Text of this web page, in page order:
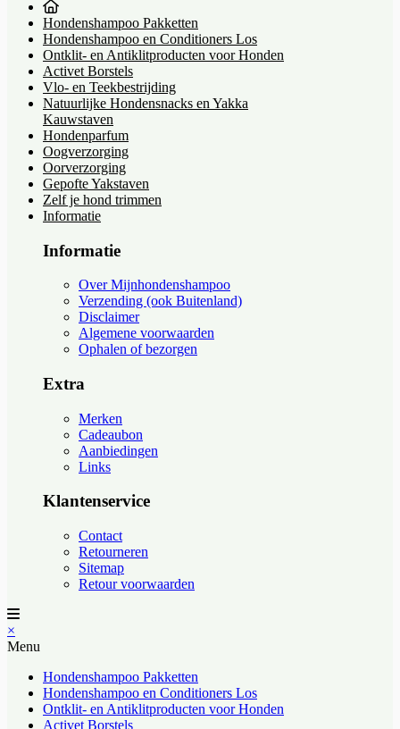
Hondenshampoo Pakketten
Hondenshampoo en Conditioners Los
Ontklit- en Antiklitproducten voor Honden
Activet Borstels
Vlo- en Teekbestrijding
Natuurlijke Hondensnacks en Yakka
Kauwstaven
Hondenparfum
Oogverzorging
Oorverzorging
Gepofte Yakstaven
Zelf je hond trimmen
Informatie
Informatie
Over Mijnhondenshampoo
Verzending (ook Buitenland)
Disclaimer
Algemene voorwaarden
Ophalen of bezorgen
Extra
Merken
Cadeaubon
Aanbiedingen
Links
Klantenservice
Contact
Retourneren
Sitemap
Retour voorwaarden
×
Menu
Hondenshampoo Pakketten
Hondenshampoo en Conditioners Los
Ontklit- en Antiklitproducten voor Honden
Activet Borstels